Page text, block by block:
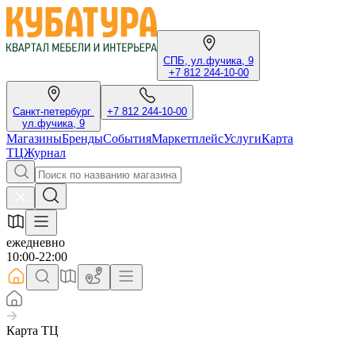
СПБ, ул.фучика, 9
+7 812 244-10-00
Санкт-петербург
ул.фучика, 9
+7 812 244-10-00
МагазиныБрендыСобытияМаркетплейсУслугиКарта
ТЦЖурнал
ежедневно
10:00-22:00
Карта ТЦ